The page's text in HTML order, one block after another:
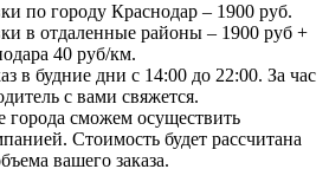
по городу Краснодар – 1900 руб.
в отдаленные районы – 1900 руб +
40 руб/км.
в будние дни с 14:00 до 22:00. За час
с вами свяжется.
города сможем осуществить
Стоимость будет рассчитана
вашего заказа.